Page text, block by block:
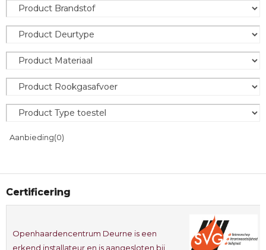
Aanbieding(0)
Certificering
Openhaardencentrum Deurne is een
erkend installateur en is aangesloten bij